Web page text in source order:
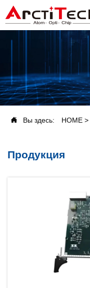
 Вы здесь: HOME >
Продукция